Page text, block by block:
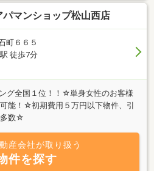
マンショップ松山西店
町６６５
徒歩7分
グ全国１位！！☆単身女性のお客様
能！☆初期費用５万円以下物件、引
多数☆
産会社が取り扱う
件を探す